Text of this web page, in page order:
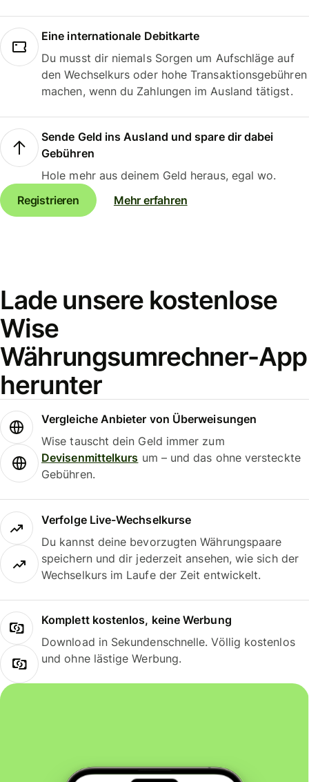
Eine internationale Debitkarte
Du musst dir niemals Sorgen um Aufschläge auf
den Wechselkurs oder hohe Transaktionsgebühren
machen, wenn du Zahlungen im Ausland tätigst.
Sende Geld ins Ausland und spare dir dabei
Gebühren
Hole mehr aus deinem Geld heraus, egal wo.
Registrieren
Mehr erfahren
Lade unsere kostenlose
Wise
Währungsumrechner-App
herunter
Vergleiche Anbieter von Überweisungen
Wise tauscht dein Geld immer zum
Devisenmittelkurs um – und das ohne versteckte
Gebühren.
Verfolge Live-Wechselkurse
Du kannst deine bevorzugten Währungspaare
speichern und dir jederzeit ansehen, wie sich der
Wechselkurs im Laufe der Zeit entwickelt.
Komplett kostenlos, keine Werbung
Download in Sekundenschnelle. Völlig kostenlos
und ohne lästige Werbung.